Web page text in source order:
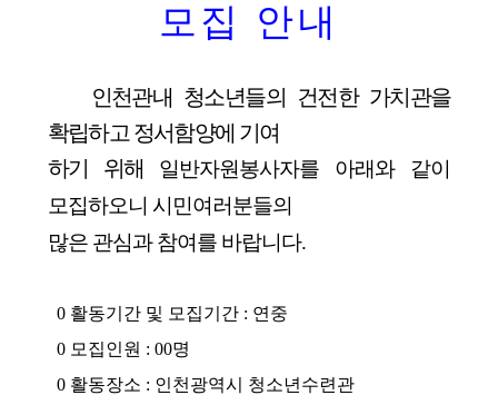
모집 안내
인천관내 청소년들의 건전한 가치관을
확립하고 정서함양에 기여
하기 위해
일반자원봉사자를 아래와 같이
모집하오니 시민여러분들의
많은 관심과 참여를 바랍니다.
0 활동기간 및 모집기간 : 연중
0 모집인원 : 00명
0 활동장소 : 인천광역시 청소년수련관